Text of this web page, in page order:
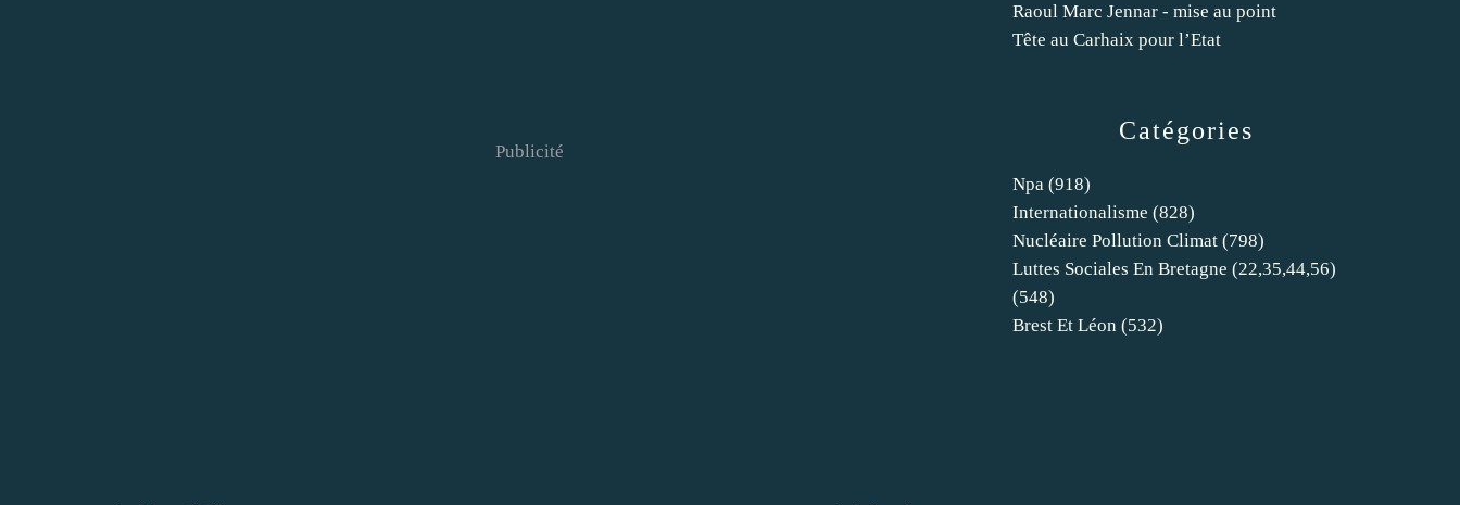
Publicité
Catégories
Npa (918)
Internationalisme (828)
Nucléaire Pollution Climat (798)
Luttes Sociales En Bretagne (22,35,44,56)
(548)
Brest Et Léon (532)
Raoul Marc Jennar - mise au point
Tête au Carhaix pour l’Etat